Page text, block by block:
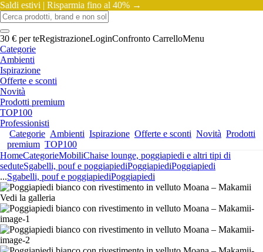
Saldi estivi | Risparmia fino al 40% →
30 € per teRegistrazioneLoginConfronto CarrelloMenu
Categorie
Ambienti
Ispirazione
Offerte e sconti
Novità
Prodotti premium
TOP100
Professionisti
Categorie Ambienti Ispirazione Offerte e sconti Novità Prodotti
premium TOP100
HomeCategorieMobiliChaise lounge, poggiapiedi e altri tipi di
seduteSgabelli, pouf e poggiapiediPoggiapiediPoggiapiedi
...Sgabelli, pouf e poggiapiediPoggiapiedi
Vedi la galleria